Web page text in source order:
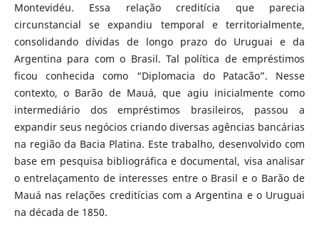
Montevidéu. Essa relação creditícia que parecia
circunstancial se expandiu temporal e territorialmente,
consolidando dívidas de longo prazo do Uruguai e da
Argentina para com o Brasil. Tal política de empréstimos
ficou conhecida como “Diplomacia do Patacão”. Nesse
contexto, o Barão de Mauá, que agiu inicialmente como
intermediário dos empréstimos brasileiros, passou a
expandir seus negócios criando diversas agências bancárias
na região da Bacia Platina. Este trabalho, desenvolvido com
base em pesquisa bibliográfica e documental, visa analisar
o entrelaçamento de interesses entre o Brasil e o Barão de
Mauá nas relações creditícias com a Argentina e o Uruguai
na década de 1850.